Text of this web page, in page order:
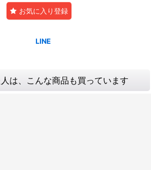
お気に入り登録
は、こんな商品も買っています